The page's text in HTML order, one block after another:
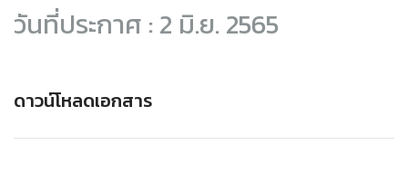
วันที่ประกาศ : 2 มิ.ย. 2565
ดาวน์โหลดเอกสาร